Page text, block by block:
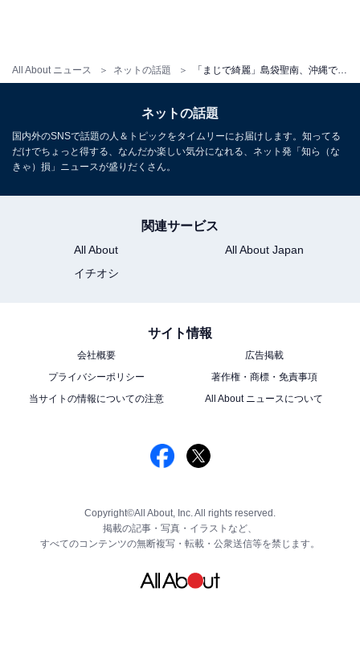
All About ニュース ネットの話題
ネットの話題
国内外のSNSで話題の人＆トピックをタイムリーにお届けします。知ってる
だけでちょっと得する、なんだか楽しい気分になれる、ネット発「知ら（な
きゃ）損」ニュースが盛りだくさん。
関連サービス
All About
All About Japan
イチオシ
サイト情報
会社概要
広告掲載
プライバシーポリシー
著作権・商標・免責事項
当サイトの情報についての注意
All About ニュースについて
Copyright©All About, Inc. All rights reserved.
掲載の記事・写真・イラストなど、
すべてのコンテンツの無断複写・転載・公衆送信等を禁じます。